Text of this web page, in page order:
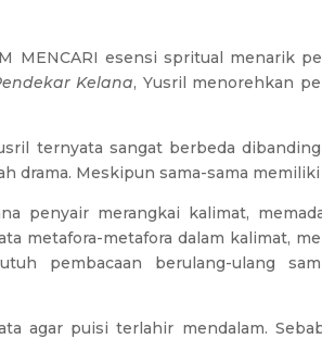
MENCARI esensi spritual menarik
Kelana, Yusril menorehkan
ternyata sangat berbeda
drama. Meskipun sama-sama
penyair merangkai kalimat,
metafora-metafora dalam kalimat,
pembacaan berulang-ulang
agar puisi terlahir mendalam.